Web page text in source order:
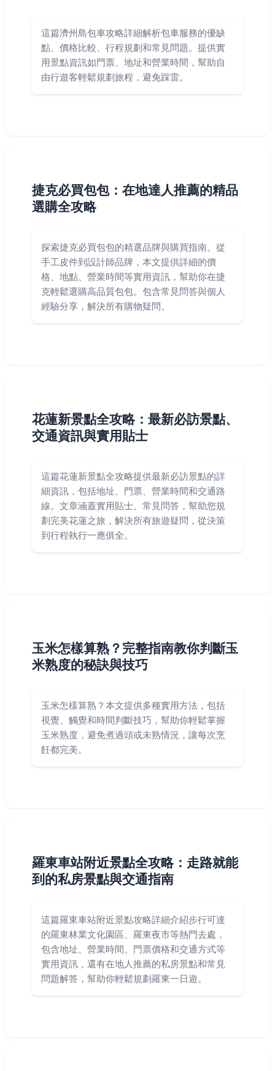
這篇濟州島包車攻略詳細解析包車服務的優缺
點、價格比較、行程規劃和常見問題。提供實
用景點資訊如門票、地址和營業時間，幫助自
由行遊客輕鬆規劃旅程，避免踩雷。
捷克必買包包：在地達人推薦的精品
選購全攻略
探索捷克必買包包的精選品牌與購買指南。從
手工皮件到設計師品牌，本文提供詳細的價
格、地點、營業時間等實用資訊，幫助你在捷
克輕鬆選購高品質包包。包含常見問答與個人
經驗分享，解決所有購物疑問。
花蓮新景點全攻略：最新必訪景點、
交通資訊與實用貼士
這篇花蓮新景點全攻略提供最新必訪景點的詳
細資訊，包括地址、門票、營業時間和交通路
線。文章涵蓋實用貼士、常見問答，幫助您規
劃完美花蓮之旅，解決所有旅遊疑問，從決策
到行程執行一應俱全。
玉米怎樣算熟？完整指南教你判斷玉
米熟度的秘訣與技巧
玉米怎樣算熟？本文提供多種實用方法，包括
視覺、觸覺和時間判斷技巧，幫助你輕鬆掌握
玉米熟度，避免煮過頭或未熟情況，讓每次烹
飪都完美。
羅東車站附近景點全攻略：走路就能
到的私房景點與交通指南
這篇羅東車站附近景點攻略詳細介紹步行可達
的羅東林業文化園區、羅東夜市等熱門去處，
包含地址、營業時間、門票價格和交通方式等
實用資訊，還有在地人推薦的私房景點和常見
問題解答，幫助你輕鬆規劃羅東一日遊。